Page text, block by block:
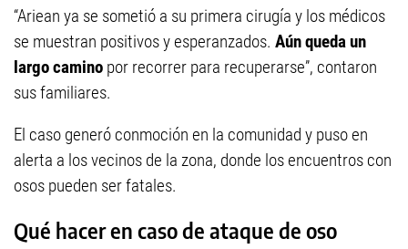
“Ariean ya se sometió a su primera cirugía y los médicos
se muestran positivos y esperanzados. Aún queda un
largo camino por recorrer para recuperarse”, contaron
sus familiares.
El caso generó conmoción en la comunidad y puso en
alerta a los vecinos de la zona, donde los encuentros con
osos pueden ser fatales.
Qué hacer en caso de ataque de oso